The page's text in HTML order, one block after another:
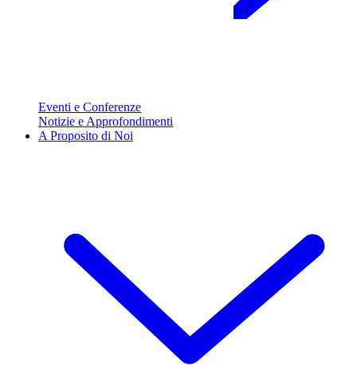
Eventi e Conferenze
Notizie e Approfondimenti
A Proposito di Noi